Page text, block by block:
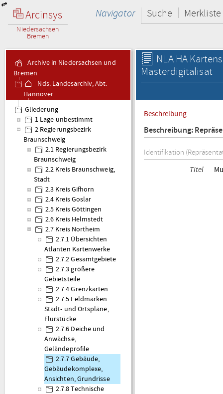
Arcinsys
Niedersachsen
Bremen
Navigator Suche Merkliste
Archive in Niedersachsen und
Bremen
Nds. Landesarchiv, Abt.
Hannover
- Altbestand
Gliederung
1 Lage unbestimmt
2 Regierungsbezirk
Braunschweig
2.1 Regierungsbezirk
Braunschweig
2.2 Kreis Braunschweig,
Stadt
2.3 Kreis Gifhorn
2.4 Kreis Goslar
2.5 Kreis Göttingen
2.6 Kreis Helmstedt
2.7 Kreis Northeim
2.7.1 Übersichten
Atlanten Kartenwerke
2.7.2 Gesamtgebiete
2.7.3 größere
Gebietsteile
2.7.4 Grenzkarten
2.7.5 Feldmarken
Stadt- und Ortspläne,
Flurstücke
2.7.6 Deiche und
Anwächse,
Geländeprofile
2.7.7 Gebäude,
Gebäudekomplexe,
Ansichten, Grundrisse
2.7.8 Technische
NLA HA
Masterdigitalisat
Beschreibung
Beschreibung:
Identifikation
Titel